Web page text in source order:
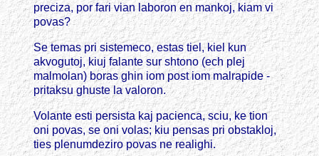
preciza, por fari vian laboron en mankoj, kiam vi
povas?
Se temas pri sistemeco, estas tiel, kiel kun
akvogutoj, kiuj falante sur shtono (ech plej
malmolan) boras ghin iom post iom malrapide -
pritaksu ghuste la valoron.
Volante esti persista kaj pacienca, sciu, ke tion
oni povas, se oni volas; kiu pensas pri obstakloj,
ties plenumdeziro povas ne realighi.